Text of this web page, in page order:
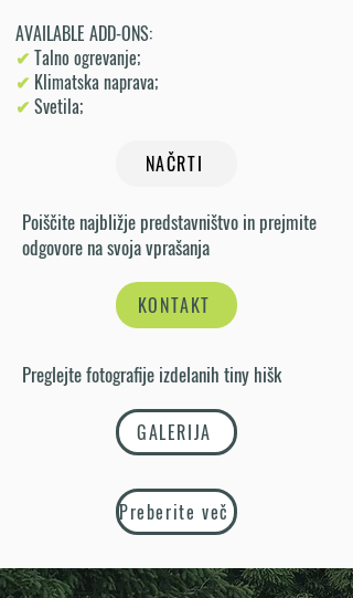
AVAILABLE ADD-ONS:
✔ Talno ogrevanje;
✔ Klimatska naprava;
✔ Svetila;
NAČRTI
Poiščite najbližje predstavništvo in prejmite
odgovore na svoja vprašanja
KONTAKT
Preglejte fotografije izdelanih tiny hišk
GALERIJA
Preberite več